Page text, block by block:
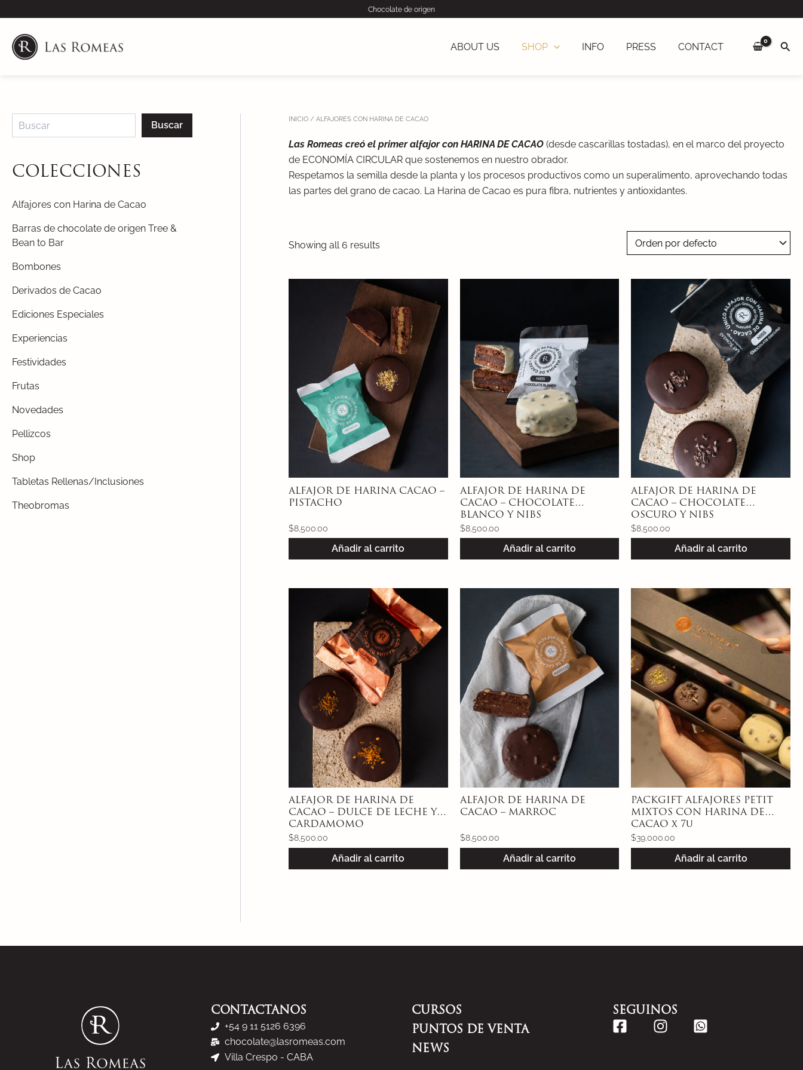
content
Chocolate de origen
ABOUT US SHOP INFO PRESS CONTACT
Buscar
COLECCIONES
Alfajores con Harina de Cacao
Barras de chocolate de origen Tree &
Bean to Bar
Bombones
Derivados de Cacao
Ediciones Especiales
Experiencias
Festividades
Frutas
Novedades
Pellizcos
Shop
Tabletas Rellenas/Inclusiones
Theobromas
INICIO / ALFAJORES CON HARINA DE CACAO
Las Romeas creó el primer alfajor con HARINA DE CACAO (desde cascarillas tostadas), en el marco del proyecto
de ECONOMÍA CIRCULAR que sostenemos en nuestro obrador.
Respetamos la semilla desde la planta y los procesos productivos como un superalimento, aprovechando todas
las partes del grano de cacao. La Harina de Cacao es pura fibra, nutrientes y antioxidantes.
Showing all 6 results
ALFAJOR DE HARINA CACAO –
PISTACHO
$8,500.00
Añadir al carrito
ALFAJOR DE HARINA DE
CACAO – CHOCOLATE
BLANCO Y NIBS
$8,500.00
Añadir al carrito
ALFAJOR DE HARINA DE
CACAO – CHOCOLATE
OSCURO Y NIBS
$8,500.00
Añadir al carrito
ALFAJOR DE HARINA DE
CACAO – DULCE DE LECHE Y
CARDAMOMO
$8,500.00
Añadir al carrito
ALFAJOR DE HARINA DE
CACAO – MARROC
$8,500.00
Añadir al carrito
PACKGIFT ALFAJORES PETIT
MIXTOS CON HARINA DE
CACAO x 7u
$39,000.00
Añadir al carrito
CONTACTANOS
+54 9 11 5126 6396
chocolate@lasromeas.com
Villa Crespo - CABA
CURSOS
PUNTOS DE VENTA
NEWS
SEGUINOS